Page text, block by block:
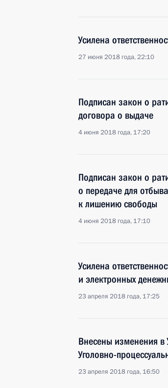
Усилена
27 июня 2018 года, 22:10
Подписан закон о
договора о выдаче
4 июня 2018 года, 17:20
Подписан закон о
о передаче для
к лишению свободы
4 июня 2018 года, 17:10
Усилена
и электронных
23 апреля 2018 года, 17:25
Внесены изменения в
Уголовно­-
23 апреля 2018 года, 16:50